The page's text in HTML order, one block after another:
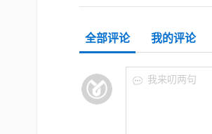
全部评论 我的评论
我来叨两句